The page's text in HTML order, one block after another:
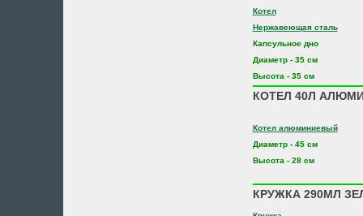
Котел
Нержавеющая сталь
Капсульное дно
Диаметр - 35 см
Высота - 35 см
КОТЕЛ 40Л
Котел алюминиевый
Диаметр - 45 см
Высота - 28 см
КРУЖКА 290МЛ